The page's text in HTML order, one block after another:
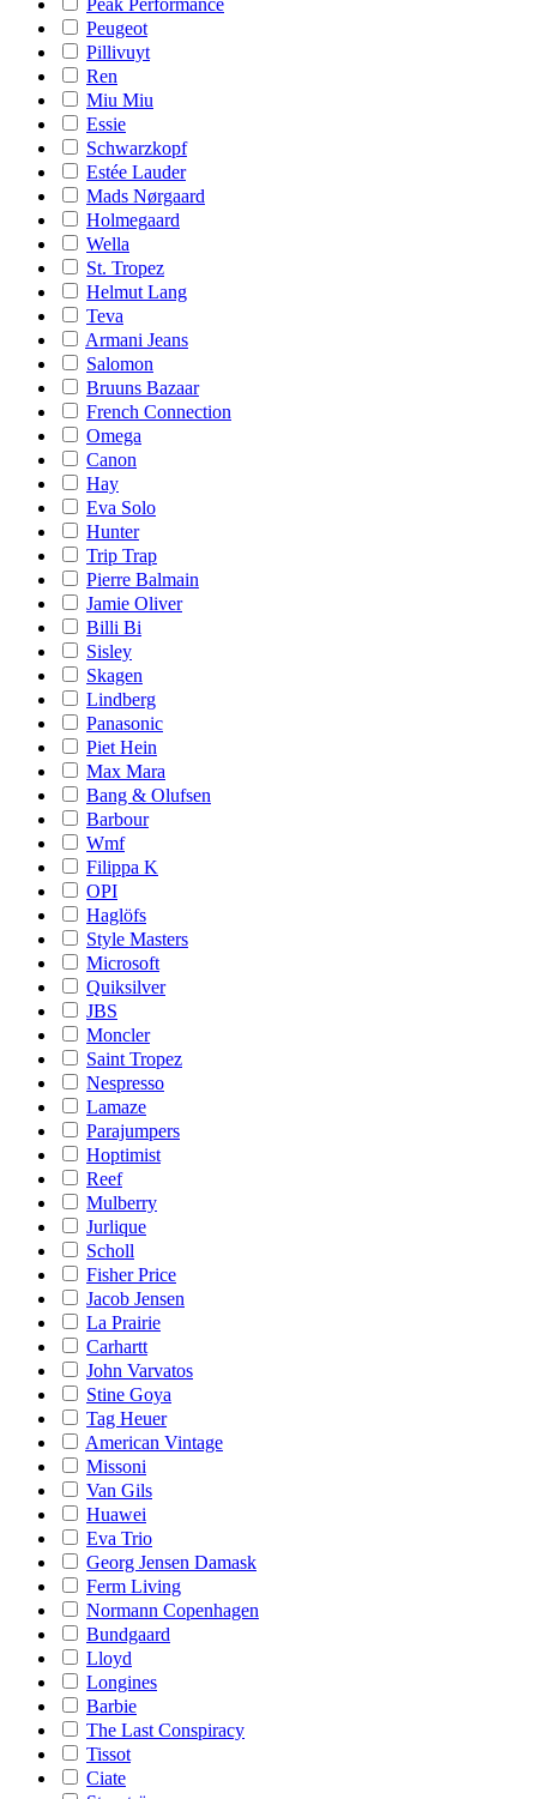
Peak Performance
Peugeot
Pillivuyt
Ren
Miu Miu
Essie
Schwarzkopf
Estée Lauder
Mads Nørgaard
Holmegaard
Wella
St. Tropez
Helmut Lang
Teva
Armani Jeans
Salomon
Bruuns Bazaar
French Connection
Omega
Canon
Hay
Eva Solo
Hunter
Trip Trap
Pierre Balmain
Jamie Oliver
Billi Bi
Sisley
Skagen
Lindberg
Panasonic
Piet Hein
Max Mara
Bang & Olufsen
Barbour
Wmf
Filippa K
OPI
Haglöfs
Style Masters
Microsoft
Quiksilver
JBS
Moncler
Saint Tropez
Nespresso
Lamaze
Parajumpers
Hoptimist
Reef
Mulberry
Jurlique
Scholl
Fisher Price
Jacob Jensen
La Prairie
Carhartt
John Varvatos
Stine Goya
Tag Heuer
American Vintage
Missoni
Van Gils
Huawei
Eva Trio
Georg Jensen Damask
Ferm Living
Normann Copenhagen
Bundgaard
Lloyd
Longines
Barbie
The Last Conspiracy
Tissot
Ciate